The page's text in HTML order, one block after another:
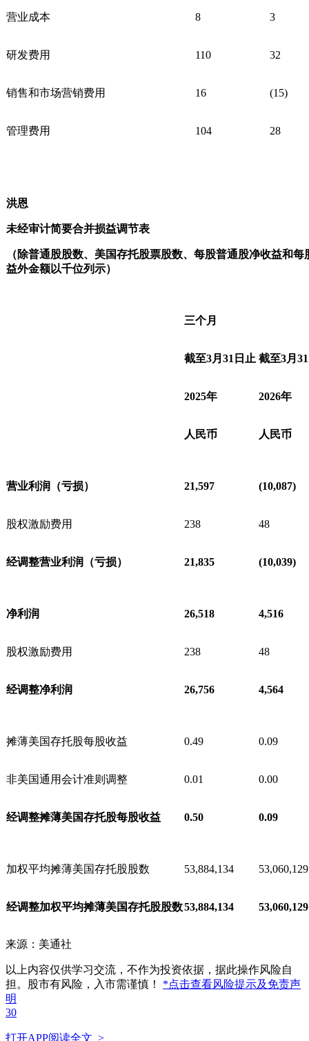
营业成本 8 3
研发费用 110 32
销售和市场营销费用 16 (15)
管理费用 104 28
洪恩
未经审计简要合并损益调节表
（除普通股股数、美国存托股票股数、每股普通股净收益和
益外金额以千位列示）
三个月
截至3月 31 日止 截至3月 31
2025年 2026年
人民币 人民币
营业利润（亏损） 21,597 (10,087)
股权激励费用 238 48
经调整营业利润（亏损） 21,835 (10,039)
净利润 26,518 4,516
股权激励费用 238 48
经调整净利润 26,756 4,564
摊薄美国存托股每股收益 0.49 0.09
非美国通用会计准则调整 0.01 0.00
经调整摊薄美国存托股每股收益 0.50 0.09
加权平均摊薄美国存托股股数 53,884,134 53,060,129
经调整加权平均摊薄美国存托股股数53,884,134 53,060,129
来源：美通社
以上内容仅供学习交流，不作为投资依据，据此操作风险自
担。股市有风险，入市需谨慎！ *点击查看风险提示及免责声
明
30
打开APP阅读全文 >